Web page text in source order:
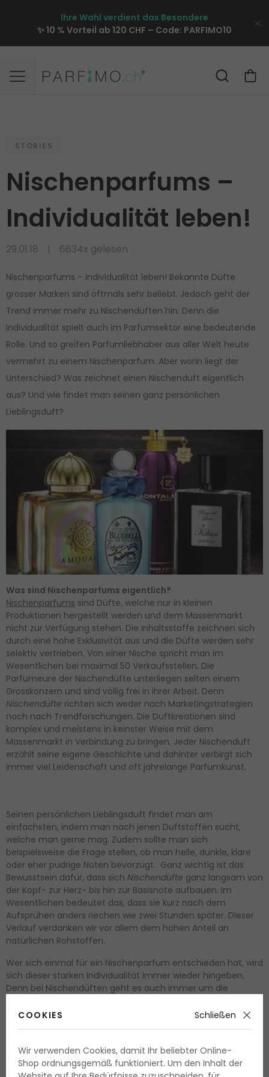
Ihre Wahl verdient das Besondere
✨ 10 % Vorteil ab 120 CHF – Code: PARFIMO10
STORIES
Nischenparfums –
Individualität leben!
29.01.18 6634x gelesen
Nischenparfums – Individualität leben! Bekannte Düfte
grosser Marken sind oftmals sehr beliebt. Jedoch geht der
Trend immer mehr zu Nischendüften hin. Denn die
Individualität spielt auch im Parfumsektor eine bedeutende
Rolle. Und so greifen Parfumliebhaber aus aller Welt heute
vermehrt zu einem Nischenparfum. Aber worin liegt der
Unterschied? Was zeichnet einen Nischenduft eigentlich
aus? Und wie findet man seinen ganz persönlichen
Lieblingsduft?
Was sind Nischenparfums eigentlich?
Nischenparfums sind Düfte, welche nur in kleinen
Produktionen hergestellt werden und dem Massenmarkt
nicht zur Verfügung stehen. Die Inhaltsstoffe zeichnen sich
durch eine hohe Exklusivität aus und die Düfte werden sehr
selektiv vertrieben. Von einer Nische spricht man im
Wesentlichen bei maximal 50 Verkaufsstellen. Die
Parfumeure der Nischendüfte unterliegen selten einem
Grosskonzern und sind völlig frei in ihrer Arbeit. Denn
Nischendüfte richten sich weder nach Marketingstrategien
noch nach Trendforschungen. Die Duftkreationen sind
komplex und meistens in keinster Weise mit dem
Massenmarkt in Verbindung zu bringen. Jeder Nischenduft
erzählt seine eigene Geschichte und dahinter verbirgt sich
immer viel Leidenschaft und oft jahrelange Parfumkunst.
Seinen persönlichen Lieblingsduft findet man am
einfachsten, indem man nach jenen Duftstoffen sucht,
welche man gerne mag. Zudem sollte man sich
beispielsweise die Frage stellen, ob man helle, dunkle, klare
oder eher pudrige Noten bevorzugt. Ganz wichtig ist das
Bewusstsein dafür, dass sich Nischendüfte ganz langsam von
der Kopf- zur Herz- bis hin zur Basisnote aufbauen. Im
Wesentlichen bedeutet das, dass sie kurz nach dem
Aufsprühen anders riechen wie zwei Stunden später. Dieser
Verlauf verdanken wir vor allem dem hohen Anteil an
natürlichen Rohstoffen.
Wer sich einmal für ein Nischenparfum entschieden hat, wird
sich dieser starken Individualität immer wieder hingeben.
Denn bei Nischendüften geht es auch immer um die
Endverbraucher, haben auch diese Menschen eine Vision
einem Duft ausdrücken können. Und deswegen ist ein
Nischenduftnicht einfach nur ein Parfum, sondern eine
COOKIES Schließen
Wir verwenden Cookies, damit Ihr beliebter Online-
Shop ordnungsgemäß funktioniert. Um den Inhalt der